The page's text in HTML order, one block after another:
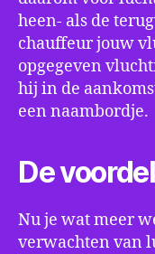
heen- als de
chauffeur jouw
opgegeven
hij in de
een naambordje.
De
Nu je wat meer
verwachten van